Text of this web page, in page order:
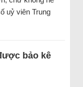
uỷ viên Trung
bảo kê